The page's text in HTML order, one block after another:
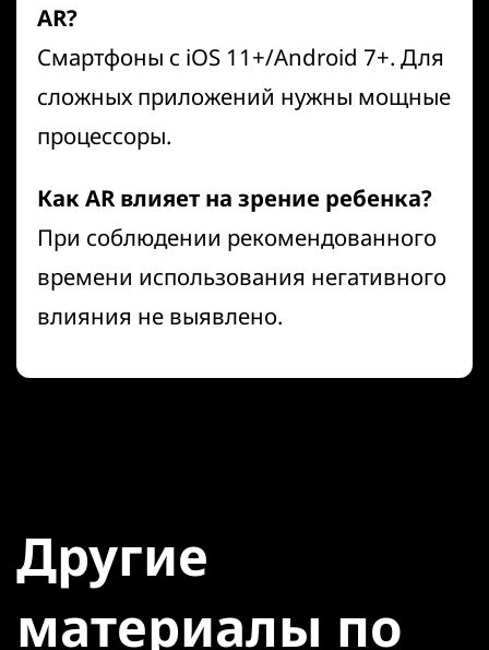
AR?
Смартфоны с iOS 11+/Android 7+. Для
сложных приложений нужны мощные
процессоры.
Как AR влияет на зрение ребенка?
При соблюдении рекомендованного
времени использования негативного
влияния не выявлено.
Другие
материалы по